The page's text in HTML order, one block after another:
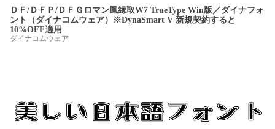
ＤＦ/ＤＦＰ/ＤＦＧロマン鳳縁取W7 TrueType Win版／ダイナフォ
ント（ダイナコムウェア）※DynaSmart V 新規契約すると
10%OFF適用
ダイナコムウェア